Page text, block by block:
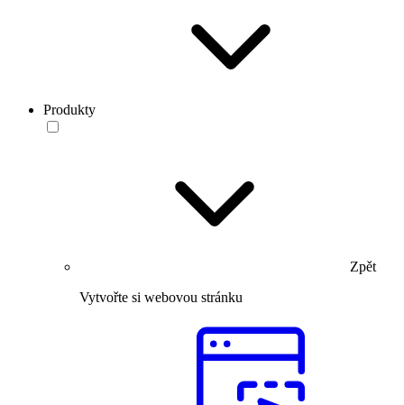
Produkty
Zpět
Vytvořte si webovou stránku